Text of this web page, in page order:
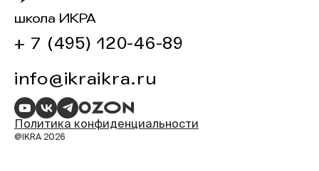
школа ИКРА
+ 7 (495) 120-46-89
info@ikraikra.ru
Политика конфиденциальности
@IKRA 2026